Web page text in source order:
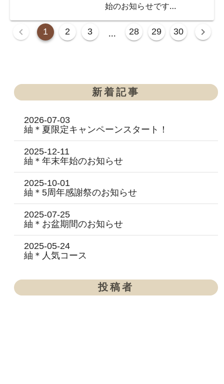
始のお知らせです…
1 2 3 ... 28 29 30
新着記事
2026-07-03
紬＊夏限定キャンペーンスタート！
2025-12-11
紬＊年末年始のお知らせ
2025-10-01
紬＊5周年感謝祭のお知らせ
2025-07-25
紬＊お盆期間のお知らせ
2025-05-24
紬＊人気コース
投稿者